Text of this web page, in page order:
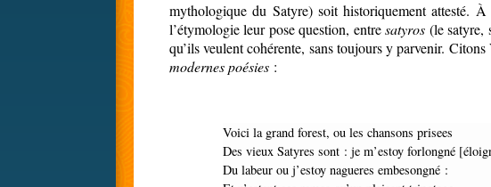
mythologique du Satyre) soit historiquement attesté.
l’étymologie leur pose question, entresatyros (le satyre,
qu’ils veulent cohérente, sans toujours y parvenir.
modernes poésies :
Voici la grand forest, ou les chansons prisees
Des vieux Satyres sont : je m’estoy forlongné
Du labeur ou j’estoy nagueres embesongné :